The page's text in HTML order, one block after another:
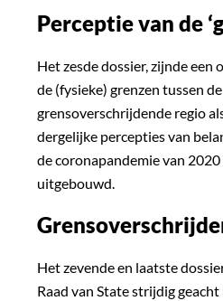
Perceptie van de
Het zesde dossier, zijnde
de (fysieke) grenzen tussen
grensoverschrijdende regio
dergelijke percepties van
de coronapandemie van
uitgebouwd.
Het zevende en laatste
Raad van State strijdig